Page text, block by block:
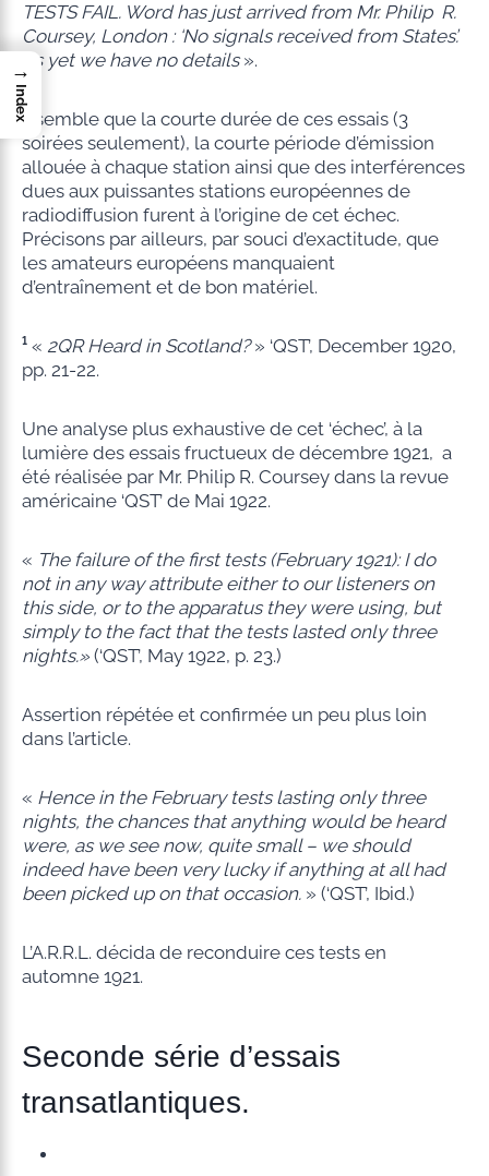
TESTS FAIL. Word has just arrived from Mr. Philip R.
Coursey, London : ‘No signals received from States’.
As yet we have no details».
Il semble que la courte durée de ces essais (3
soirées seulement), la courte période d’émission
allouée à chaque station ainsi que des interférences
dues aux puissantes stations européennes de
radiodiffusion furent à l’origine de cet échec.
Précisons par ailleurs, par souci d’exactitude, que
les amateurs européens manquaient
d’entraînement et de bon matériel.
¹« 2QR Heard in Scotland?» ‘QST’, December 1920,
pp. 21-22.
Une analyse plus exhaustive de cet ‘échec’, à la
lumière des essais fructueux de décembre 1921, a
été réalisée par Mr. Philip R. Coursey dans la revue
américaine ‘QST’ de Mai 1922.
« The failure of the first tests (February 1921): I do
not in any way attribute either to our listeners on
this side, or to the apparatus they were using, but
simply to the fact that the tests lasted only three
nights.»(‘QST’, May 1922, p. 23.)
Assertion répétée et confirmée un peu plus loin
dans l’article.
« Hence in the February tests lasting only three
nights, the chances that anything would be heard
were, as we see now, quite small – we should
indeed have been very lucky if anything at all had
been picked up on that occasion.» (‘QST’, Ibid.)
L’A.R.R.L. décida de reconduire ces tests en
automne 1921.
Seconde série d’essais
transatlantiques.
→
Index